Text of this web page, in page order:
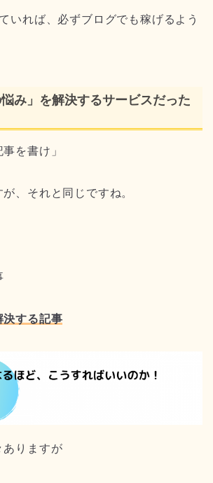
いれば、必ずブログでも稼げるよう
み」を解決するサービスだった
を書け」
、それと同じですね。
決する記事
ありますが